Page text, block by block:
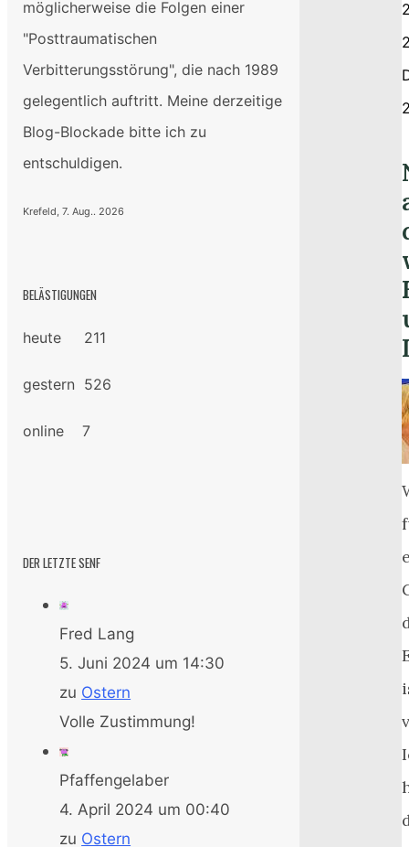
möglicherweise die Folgen einer
"Posttraumatischen
Verbitterungsstörung", die nach 1989
gelegentlich auftritt. Meine derzeitige
Blog-Blockade bitte ich zu
entschuldigen.
Krefeld, 7. Aug.. 2026
BELÄSTIGUNGEN
heute 211
gestern 526
online 7
DER LETZTE SENF
Fred Lang
5. Juni 2024 um 14:30
zu Ostern
Volle Zustimmung!
Pfaffengelaber
4. April 2024 um 00:40
zu Ostern